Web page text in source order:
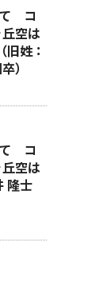
で個展
て コ
空は
姓：
）
て コ
空は
隆士